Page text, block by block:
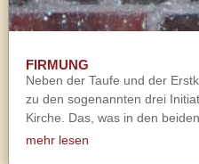
FIRMUNG
Neben der Taufe und der
zu den sogenannten drei
Kirche. Das, was in den
mehr lesen